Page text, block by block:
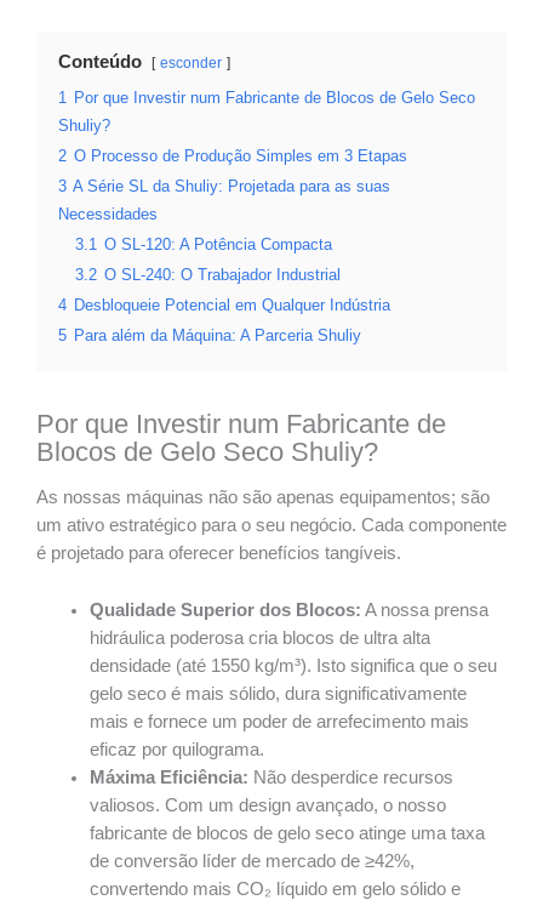
Conteúdo esconder
1
Por que Investir num Fabricante de Blocos de Gelo Seco
Shuliy?
2 O Processo de Produção Simples em 3 Etapas
3 A Série SL da Shuliy: Projetada para as suas
Necessidades
3.1 O SL-120: A Potência Compacta
3.2 O SL-240: O Trabajador Industrial
4 Desbloqueie Potencial em Qualquer Indústria
5 Para além da Máquina: A Parceria Shuliy
Por que Investir num Fabricante de
Blocos de Gelo Seco Shuliy?
As nossas máquinas não são apenas equipamentos; são
um ativo estratégico para o seu negócio. Cada componente
é projetado para oferecer benefícios tangíveis.
Qualidade Superior dos Blocos: A nossa prensa
hidráulica poderosa cria blocos de ultra alta
densidade (até 1550 kg/m³). Isto significa que o seu
gelo seco é mais sólido, dura significativamente
mais e fornece um poder de arrefecimento mais
eficaz por quilograma.
Máxima Eficiência: Não desperdice recursos
valiosos. Com um design avançado, o nosso
fabricante de blocos de gelo seco atinge uma taxa
de conversão líder de mercado de ≥42%,
convertendo mais CO₂ líquido em gelo sólido e